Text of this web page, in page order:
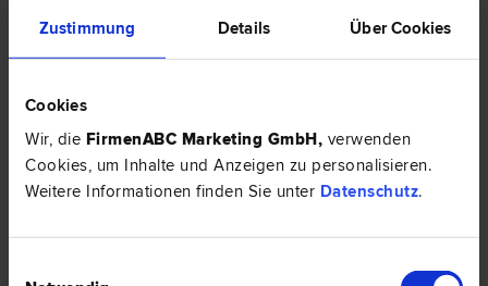
Zustimmung Details Über Cookies
Cookies
Wir, die FirmenABC Marketing GmbH, verwenden
Cookies, um Inhalte und Anzeigen zu personalisieren.
Weitere Informationen finden Sie unter Datenschutz.
Gewährleistungs­recht | Zivilprozess­recht | Liegenschafts- und
4400 Steyr
Stadtplatz 20-22